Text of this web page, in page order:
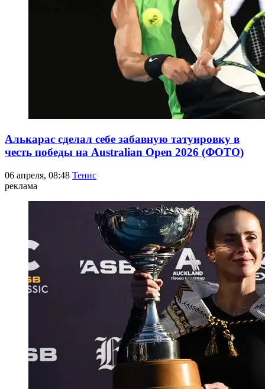
Алькарас сделал себе забавную татуировку в
честь победы на Australian Open 2026 (ФОТО)
06 апреля, 08:48 Тенис
реклама